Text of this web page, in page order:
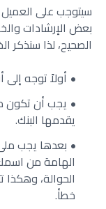
سيتوجب على العميل
بعض الإرشادات
الصحيح، لذا سنذكر
أولاً توجه
يجب أن تكون
يقدمها البنك.
بعدها يجب
الهامة من
الحوالة،
خطأ.